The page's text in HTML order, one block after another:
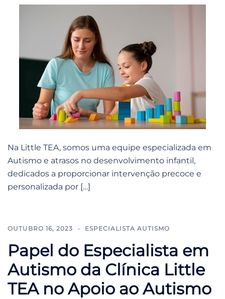
Na Little TEA, somos uma equipe especializada em
Autismo e atrasos no desenvolvimento infantil,
dedicados a proporcionar intervenção precoce e
personalizada por […]
OUTUBRO 16, 2023 ESPECIALISTA AUTISMO
Papel do Especialista em
Autismo da Clínica Little
TEA no Apoio ao Autismo